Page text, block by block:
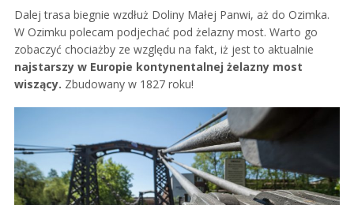
Dalej trasa biegnie wzdłuż Doliny Małej Panwi, aż do Ozimka.
W Ozimku polecam podjechać pod żelazny most. Warto go
zobaczyć chociażby ze względu na fakt, iż jest to aktualnie
najstarszy w Europie kontynentalnej żelazny most
wiszący. Zbudowany w 1827 roku!